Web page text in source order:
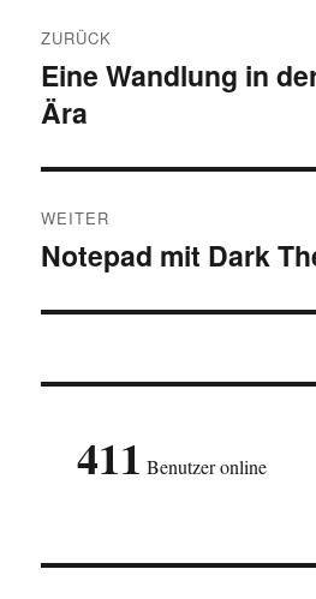
ZURÜCK
Vorheriger
Beitrag:
Eine Wandlung in
Ära
WEITER
Nächster
Notepad mit Dark
411 Benutzer online